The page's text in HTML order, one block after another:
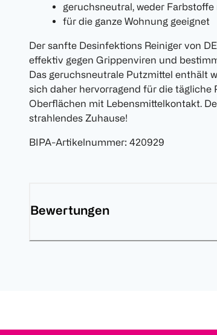
geruchsneutral, weder
für die ganze Wohnung geeignet
Der sanfte Desinfektions Reiniger von
effektiv gegen Grippenviren und
Das geruchsneutrale Putzmittel enthält
sich daher hervorragend für die tägliche
Oberflächen mit Lebensmittelkontakt.
strahlendes Zuhause!
BIPA-Artikelnummer: 420929
Bewertungen